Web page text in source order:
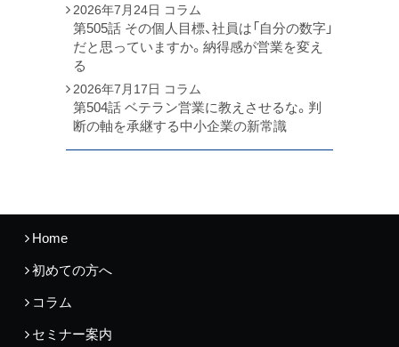
2026年7月24日 コラム
第505話 その個人目標、社員は「自分の数字」
だと思っていますか。納得感が営業を変え
る
2026年7月17日 コラム
第504話 ベテラン営業に教えさせるな。判
断の軸を承継する中小企業の新常識
Home
初めての方へ
コラム
セミナー案内